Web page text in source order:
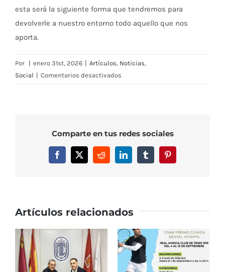
esta será la siguiente forma que tendremos para
devolverle a nuestro entorno todo aquello que nos
aporta.
Por | enero 31st, 2026 | Artículos, Noticias,
Social | Comentarios desactivados
así
se
implica
Comparte en tus redes sociales
Facebook
X RedditLinkedInTumblrPinterest
Artículos relacionados